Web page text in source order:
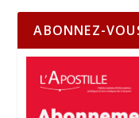
ABONNEZ-